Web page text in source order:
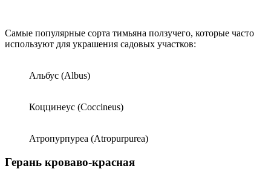
Самые популярные сорта тимьяна ползучего, которые часто
используют для украшения садовых участков:
Альбус (Albus)
Коццинеус (Coccineus)
Атропурпуреа (Atropurpurea)
Герань кроваво-красная